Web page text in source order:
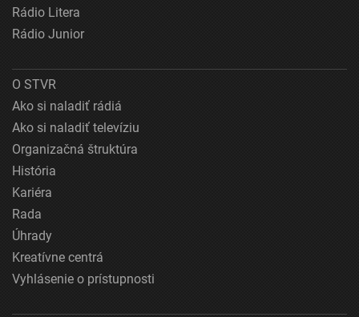
Rádio Litera
Rádio Junior
O STVR
Ako si naladiť rádiá
Ako si naladiť televíziu
Organizačná štruktúra
História
Kariéra
Rada
Úhrady
Kreatívne centrá
Vyhlásenie o prístupnosti